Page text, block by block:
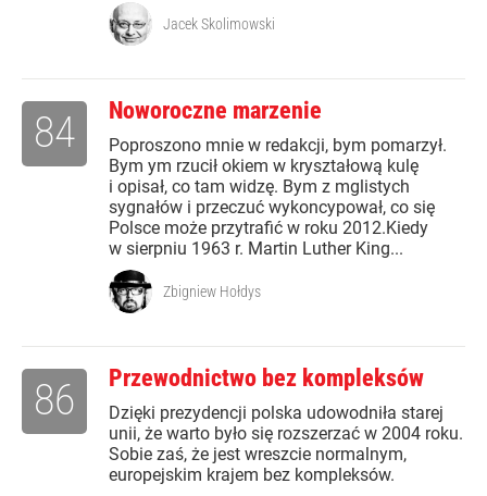
Jacek Skolimowski
Noworoczne marzenie
Poproszono mnie w redakcji, bym pomarzył.
Bym ym rzucił okiem w kryształową kulę
i opisał, co tam widzę. Bym z mglistych
sygnałów i przeczuć wykoncypował, co się
Polsce może przytrafić w roku 2012.Kiedy
w sierpniu 1963 r. Martin Luther King...
84
Zbigniew Hołdys
Przewodnictwo bez kompleksów
Dzięki prezydencji polska udowodniła starej
unii, że warto było się rozszerzać w 2004 roku.
Sobie zaś, że jest wreszcie normalnym,
europejskim krajem bez kompleksów.
86